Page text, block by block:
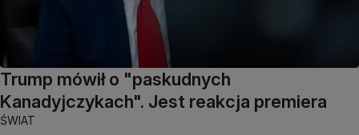
Trump mówił o "paskudnych
Kanadyjczykach". Jest reakcja premiera
ŚWIAT